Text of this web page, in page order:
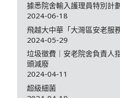
據悉院舍輸入護理員特別計
2024-06-18
飛越大中華「大灣區安老服務
2024-05-29
垃圾徵費｜安老院舍負責人
頭減廢
2024-04-11
超級細菌